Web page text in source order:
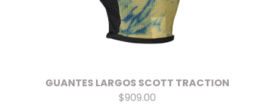
GUANTES LARGOS SCOTT TRACTION
$909.00